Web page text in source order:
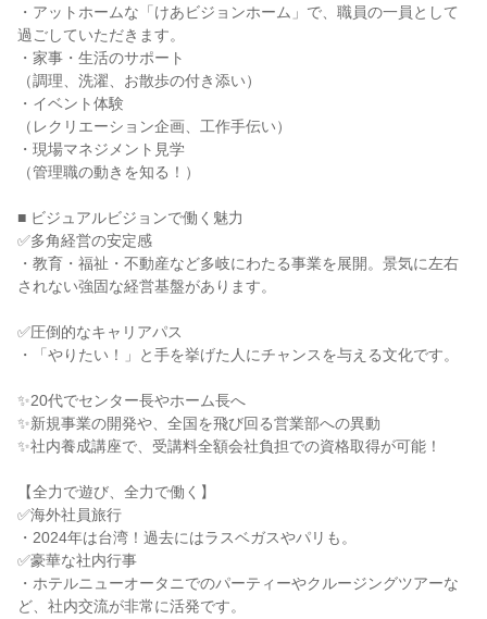
・アットホームな「けあビジョンホーム」で、職員の一員として
過ごしていただきます。
・家事・生活のサポート
（調理、洗濯、お散歩の付き添い）
・イベント体験
（レクリエーション企画、工作手伝い）
・現場マネジメント見学
（管理職の動きを知る！）
■ ビジュアルビジョンで働く魅力
✅多角経営の安定感
・教育・福祉・不動産など多岐にわたる事業を展開。景気に左右
されない強固な経営基盤があります。
✅圧倒的なキャリアパス
・「やりたい！」と手を挙げた人にチャンスを与える文化です。
✨20代でセンター長やホーム長へ
✨新規事業の開発や、全国を飛び回る営業部への異動
✨社内養成講座で、受講料全額会社負担での資格取得が可能！
【全力で遊び、全力で働く】
✅海外社員旅行
・2024年は台湾！過去にはラスベガスやパリも。
✅豪華な社内行事
・ホテルニューオータニでのパーティーやクルージングツアーな
ど、社内交流が非常に活発です。